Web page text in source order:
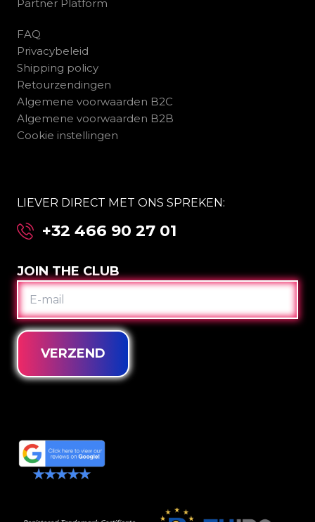
Partner Platform
FAQ
Privacybeleid
Shipping policy
Retourzendingen
Algemene voorwaarden B2C
Algemene voorwaarden B2B
Cookie instellingen
LIEVER DIRECT MET ONS SPREKEN:
+32 466 90 27 01
JOIN THE CLUB
E-
MAIL
VERZEND